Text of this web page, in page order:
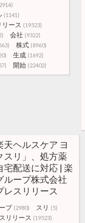
(1141)
リース (19523)
会社 (9322)
株式 (8960)
生成 (1692)
開始 (22402)
天ヘルスケア ヨ
スリ」、処方薬
宅配送に対応 | 楽
ループ株式会社
レスリリース
プ (2980) スリ (5)
リリース (19523)